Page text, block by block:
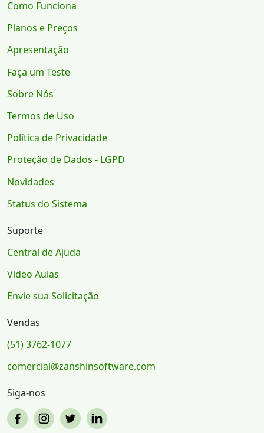
Como Funciona
Planos e Preços
Apresentação
Faça um Teste
Sobre Nós
Termos de Uso
Política de Privacidade
Proteção de Dados - LGPD
Novidades
Status do Sistema
Suporte
Central de Ajuda
Video Aulas
Envie sua Solicitação
Vendas
(51) 3762-1077
comercial@zanshinsoftware.com
Siga-nos